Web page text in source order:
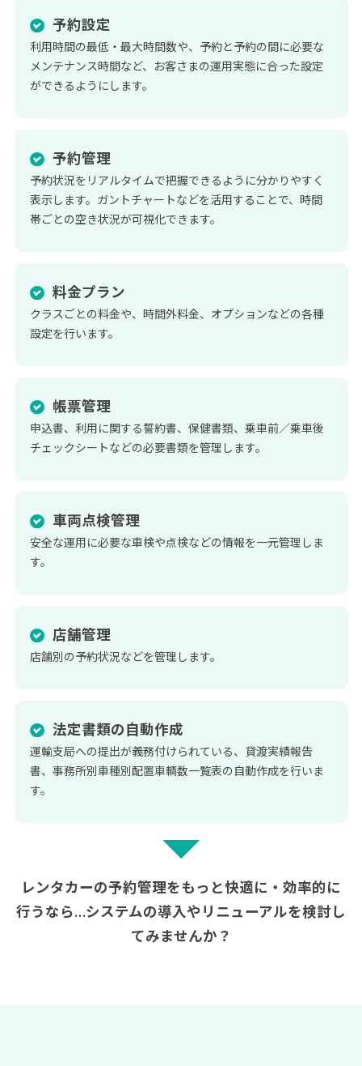
予約設定
利用時間の最低・最大時間数や、予約と予約の間に必要な
メンテナンス時間など、お客さまの運用実態に合った設定
ができるようにします。
予約管理
予約状況をリアルタイムで把握できるように分かりやすく
表示します。ガントチャートなどを活用することで、時間
帯ごとの空き状況が可視化できます。
料金プラン
クラスごとの料金や、時間外料金、オプションなどの各種
設定を行います。
帳票管理
申込書、利用に関する誓約書、保健書類、乗車前／乗車後
チェックシートなどの必要書類を管理します。
車両点検管理
安全な運用に必要な車検や点検などの情報を一元管理しま
す。
店舗管理
店舗別の予約状況などを管理します。
法定書類の自動作成
運輸支局への提出が義務付けられている、貸渡実績報告
書、事務所別車種別配置車輌数一覧表の自動作成を行いま
す。
レンタカーの予約管理をもっと快適に・効率的に
行うなら…システムの導入やリニューアルを検討し
てみませんか？